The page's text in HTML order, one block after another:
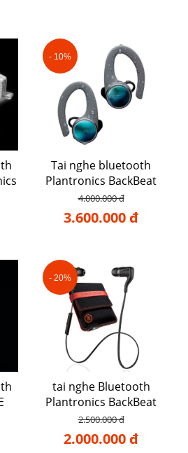
- 10%
Tai nghe bluetooth
Plantronics BackBeat
FIT 3100
4.000.000 đ
3.600.000 đ
- 20%
tai nghe Bluetooth
Plantronics BackBeat
go 2
2.500.000 đ
2.000.000 đ